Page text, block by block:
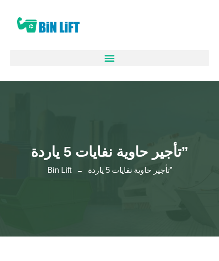
تأجير حاوية نفايات 5 ياردة”
Bin Lift تأجير حاوية نفايات 5 ياردة”